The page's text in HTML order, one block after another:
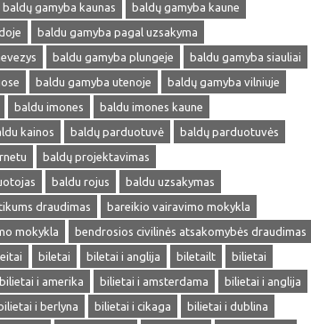
baldų gamyba kaunas
baldų gamyba kaune
baldu gamyba pagal uzsakyma
baldu gamyba plungeje
baldu gamyba siauliai
baldu gamyba utenoje
baldų gamyba vilniuje
baldu imones
baldu imones kaune
kainos baldų parduotuvė
baldų parduotuvės
baldų projektavimas
baldu rojus
baldu uzsakymas
draudimas
bareikio vairavimo mokykla
mokykla
bendrosios civilinės atsakomybės draudimas
biletai biletai i anglija biletailt
bilietai
bilietai i amerika bilietai i amsterdama
bilietai i anglija
bilietai i berlyna bilietai i cikaga
bilietai i dublina